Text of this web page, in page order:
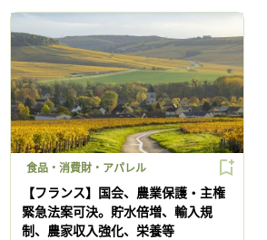
食品・消費財・アパレル
【フランス】国会、農業保護・主権
緊急法案可決。貯水倍増、輸入規
制、農家収入強化、栄養等